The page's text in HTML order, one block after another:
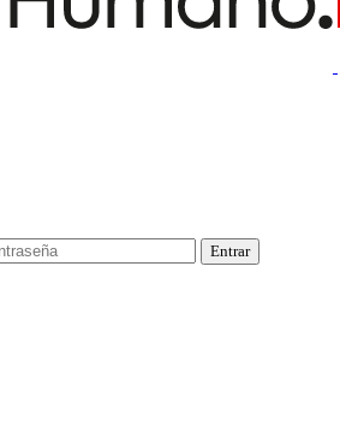
Entrar